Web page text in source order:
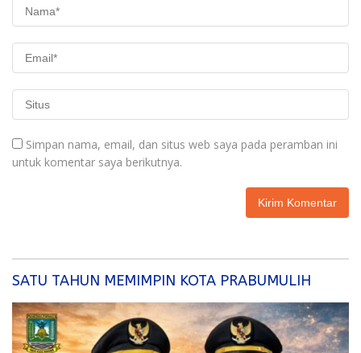
Simpan nama, email, dan situs web saya pada peramban ini
untuk komentar saya berikutnya.
SATU TAHUN MEMIMPIN KOTA PRABUMULIH